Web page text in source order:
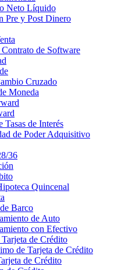
Neto Líquido
Pre y Post Dinero
de Software
Cruzado
Moneda
Tasas de Interés
de Poder Adquisitivo
36
Quincenal
Barco
de Auto
con Efectivo
de Crédito
de Tarjeta de Crédito
de Crédito